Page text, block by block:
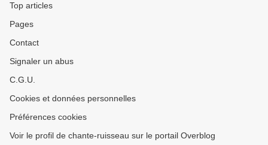
Top articles
Pages
Contact
Signaler un abus
C.G.U.
Cookies et données personnelles
Préférences cookies
Voir le profil de chante-ruisseau sur le portail Overblog